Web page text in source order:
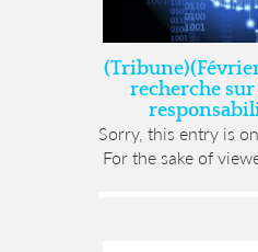
recherche
Sorry, this entry is
For the sake of